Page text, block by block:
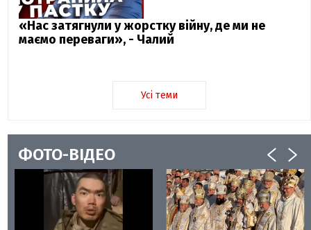
«Нас затягнули у жорстку війну, де ми не
маємо переваги», - Чалий
Усі теми
ФОТО-ВІДЕО